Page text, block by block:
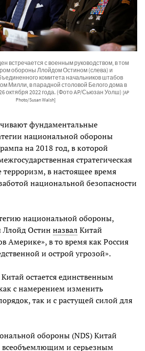
встречается с военным руководством, в том
обороны Ллойдом Остином (слева) и
комитета начальников штабов
Милли, в парадной столовой Белого дома в
октября 2022 года. (Фото AP/Сьюзан Уолш) [AP
Photo/Susan Walsh]
фундаментальные
национальной обороны
на 2018 год, в которой
стратегическая
терроризм, в настоящее время
национальной безопасности
национальной обороны,
Остин назвал Китай
Америке», в то время как Россия
и острой угрозой».
остается единственным
с намерением изменить
так и с растущей силой для
обороны (NDS) Китай
всеобъемлющим и серьезным